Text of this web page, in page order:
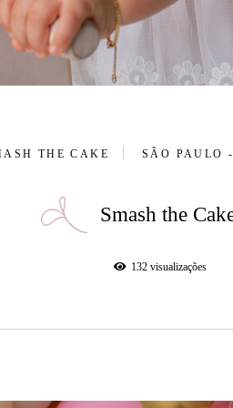
THE CAKE SÃO PAULO
Smash the
132visualizações